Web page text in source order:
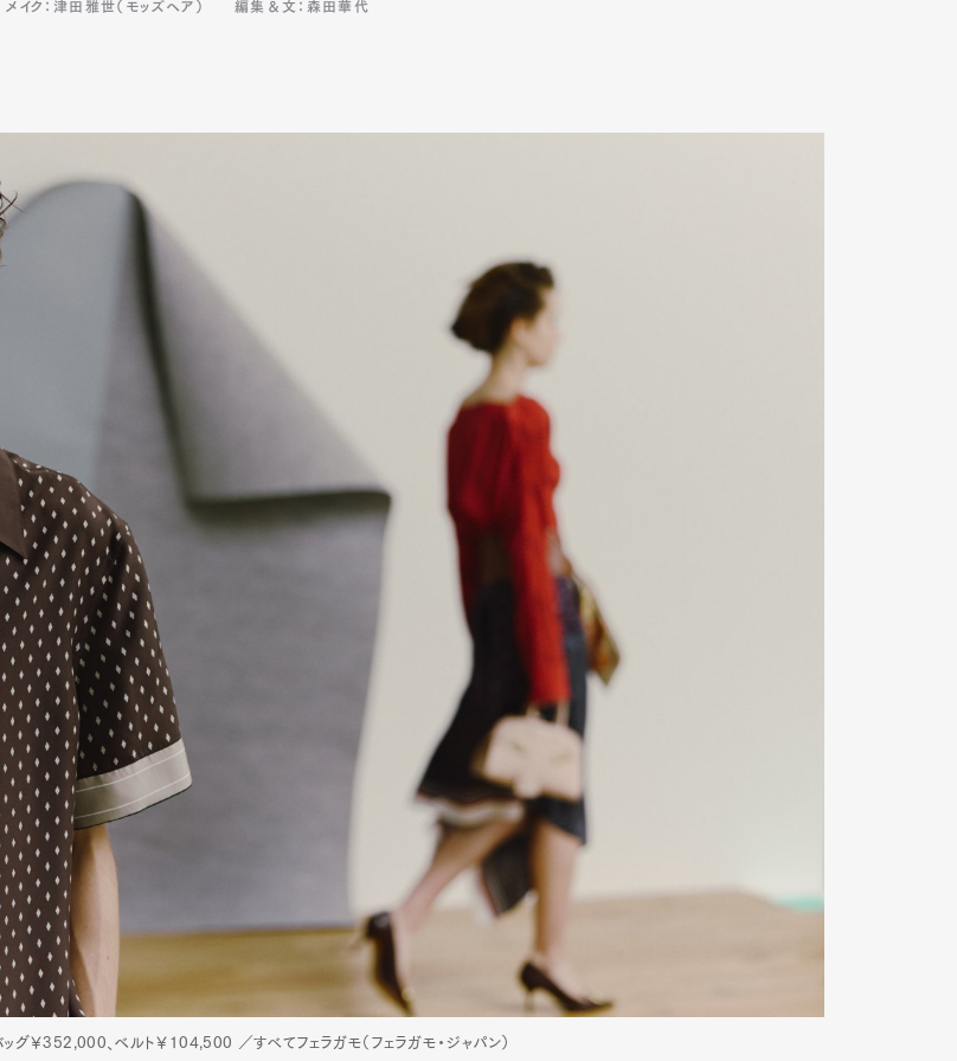
メイク：津田雅世（モッズヘア） 編集＆文：森田華代
￥352,000、ベルト￥104,500 ／すべてフェラガモ（フェラガモ・ジャパン）